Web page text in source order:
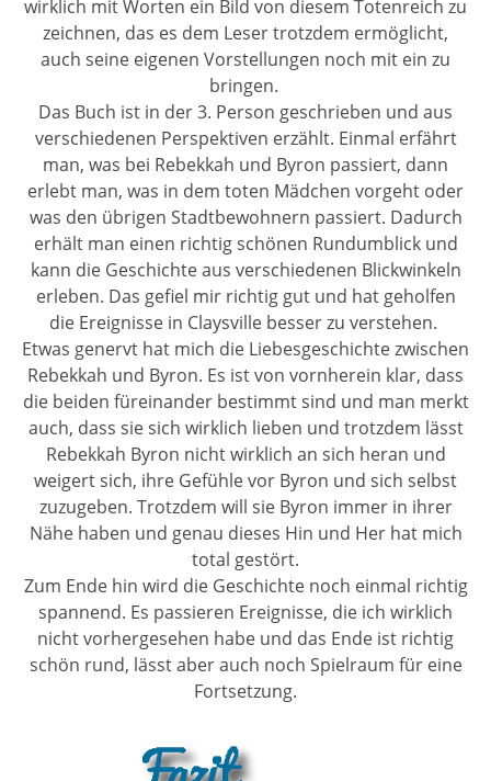
wirklich mit Worten ein Bild von diesem Totenreich zu
zeichnen, das es dem Leser trotzdem ermöglicht,
auch seine eigenen Vorstellungen noch mit ein zu
bringen.
Das Buch ist in der 3. Person geschrieben und aus
verschiedenen Perspektiven erzählt. Einmal erfährt
man, was bei Rebekkah und Byron passiert, dann
erlebt man, was in dem toten Mädchen vorgeht oder
was den übrigen Stadtbewohnern passiert. Dadurch
erhält man einen richtig schönen Rundumblick und
kann die Geschichte aus verschiedenen Blickwinkeln
erleben. Das gefiel mir richtig gut und hat geholfen
die Ereignisse in Claysville besser zu verstehen.
Etwas genervt hat mich die Liebesgeschichte zwischen
Rebekkah und Byron. Es ist von vornherein klar, dass
die beiden füreinander bestimmt sind und man merkt
auch, dass sie sich wirklich lieben und trotzdem lässt
Rebekkah Byron nicht wirklich an sich heran und
weigert sich, ihre Gefühle vor Byron und sich selbst
zuzugeben. Trotzdem will sie Byron immer in ihrer
Nähe haben und genau dieses Hin und Her hat mich
total gestört.
Zum Ende hin wird die Geschichte noch einmal richtig
spannend. Es passieren Ereignisse, die ich wirklich
nicht vorhergesehen habe und das Ende ist richtig
schön rund, lässt aber auch noch Spielraum für eine
Fortsetzung.